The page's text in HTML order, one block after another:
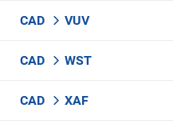
CAD VUV
CAD WST
CAD XAF